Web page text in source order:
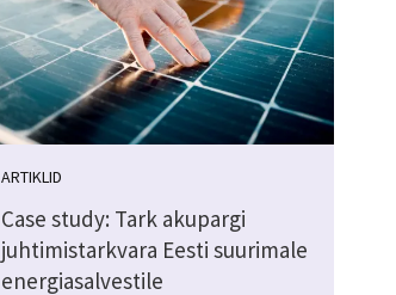
ARTIKLID
Case study: Tark akupargi
juhtimistarkvara Eesti suurimale
energiasalvestile